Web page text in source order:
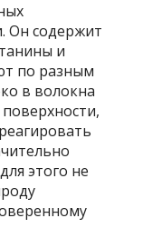
Он содержит
и
по разным
в волокна
этого не